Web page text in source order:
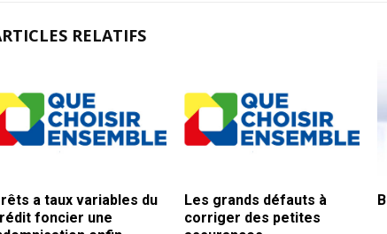
RELATIFS
a taux variables du
foncier une
Les grands défauts à
corriger des petites